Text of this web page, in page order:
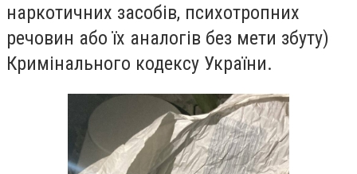
наркотичних засобів, психотропних
речовин або їх аналогів без мети збуту)
Кримінального кодексу України.